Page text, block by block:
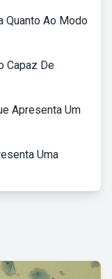
Quanto Ao Modo
Capaz De
Apresenta Um
Uma